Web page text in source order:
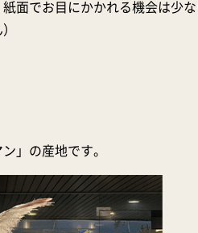
面でお目にかかれる機会は少な
」の産地です。